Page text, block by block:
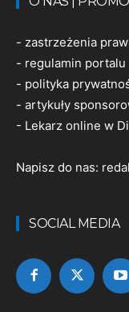
- zastrzeżenia
- regulamin portalu
- polityka
- artykuły
- Lekarz online w
Napisz do nas:
SOCIAL MEDIA